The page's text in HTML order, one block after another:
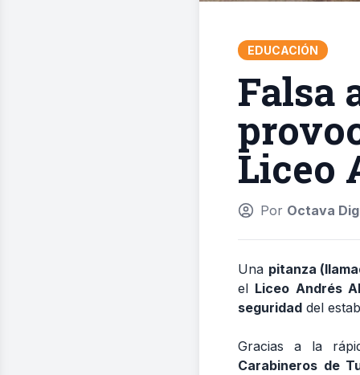
EDUCACIÓN
Falsa
Liceo
Por Octava
Una pitanza
el Liceo Andrés
seguridad del
Gracias a la
Carabineros de